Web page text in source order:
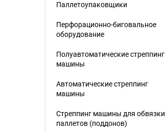
Паллетоупаковщики
Перфорационно-биговальное
оборудование
Полуавтоматические стреппинг
машины
Автоматические стреппинг
машины
Стреппинг машины для обвязки
паллетов (поддонов)